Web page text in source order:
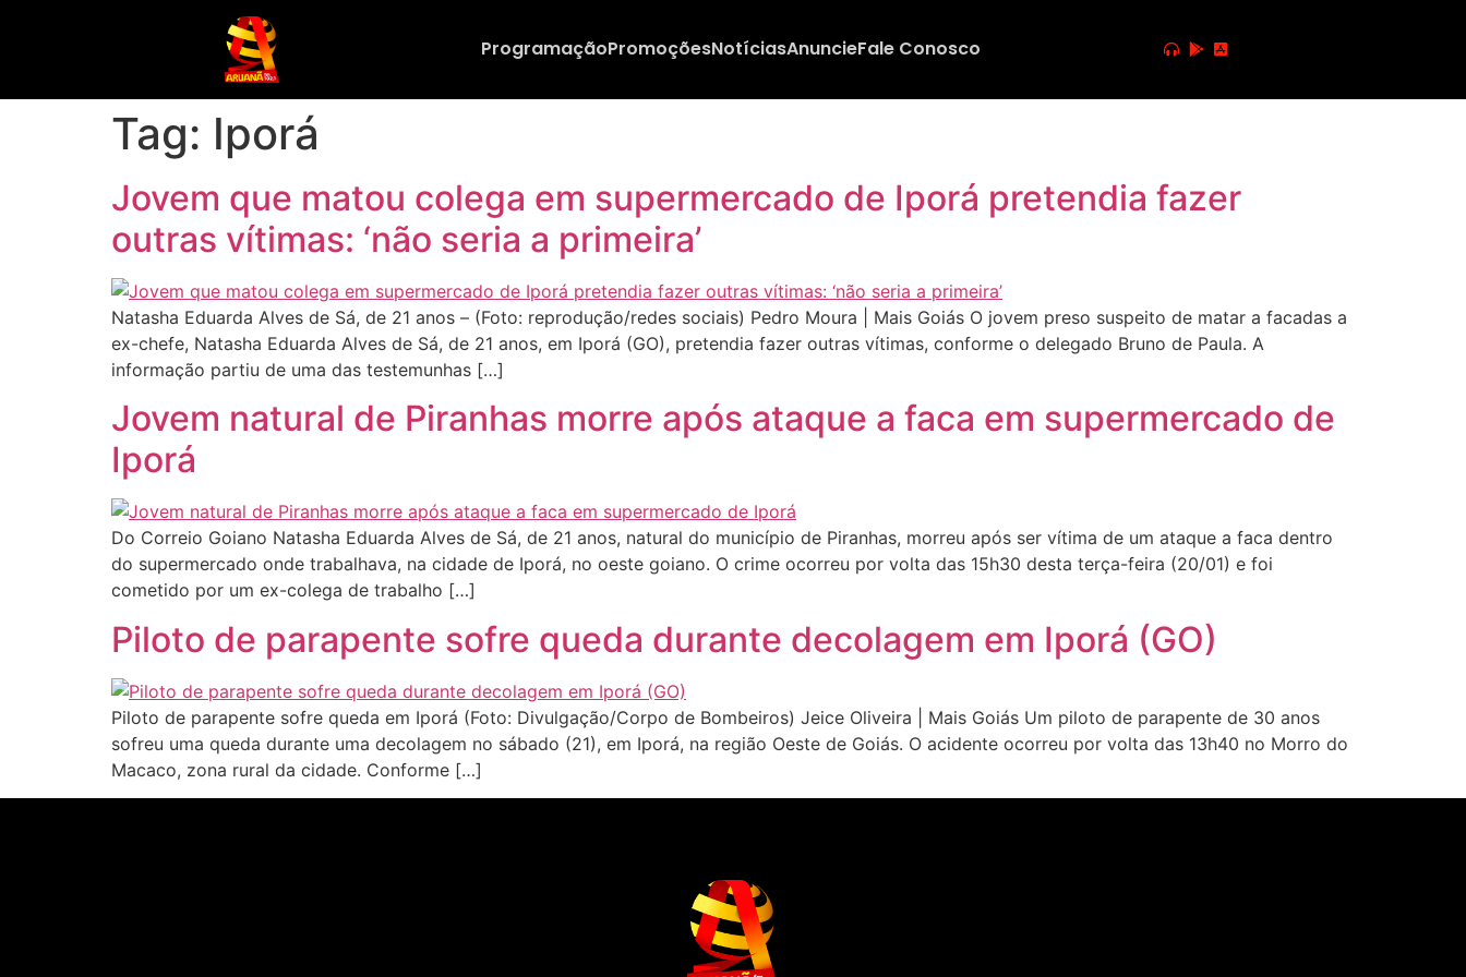
ProgramaçãoPromoçõesNotíciasAnuncieFale Conosco
Tag: Iporá
Jovem que matou colega em supermercado de Iporá pretendia fazer
outras vítimas: ‘não seria a primeira’
Natasha Eduarda Alves de Sá, de 21 anos – (Foto: reprodução/redes sociais) Pedro Moura | Mais Goiás O jovem preso suspeito de matar a facadas a
ex-chefe, Natasha Eduarda Alves de Sá, de 21 anos, em Iporá (GO), pretendia fazer outras vítimas, conforme o delegado Bruno de Paula. A
informação partiu de uma das testemunhas […]
Jovem natural de Piranhas morre após ataque a faca em supermercado de
Iporá
Do Correio Goiano Natasha Eduarda Alves de Sá, de 21 anos, natural do município de Piranhas, morreu após ser vítima de um ataque a faca dentro
do supermercado onde trabalhava, na cidade de Iporá, no oeste goiano. O crime ocorreu por volta das 15h30 desta terça-feira (20/01) e foi
cometido por um ex-colega de trabalho […]
Piloto de parapente sofre queda durante decolagem em Iporá (GO)
Piloto de parapente sofre queda em Iporá (Foto: Divulgação/Corpo de Bombeiros) Jeice Oliveira | Mais Goiás Um piloto de parapente de 30 anos
sofreu uma queda durante uma decolagem no sábado (21), em Iporá, na região Oeste de Goiás. O acidente ocorreu por volta das 13h40 no Morro do
Macaco, zona rural da cidade. Conforme […]